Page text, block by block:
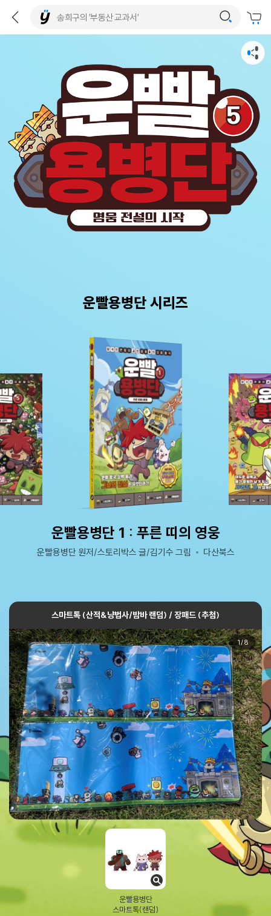
운빨용병단 시리즈
운빨용병단 1 : 푸른 띠의 영웅
운빨용병단 원저/스토리박스 글/김기수 그림 다산북스
스마트톡 (산적&냥법사/밤바 랜덤) / 장패드 (추첨)
1/8
운빨용병단
스마트톡(랜덤)